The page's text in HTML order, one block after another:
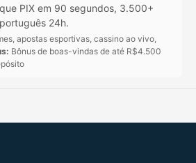
PIX em 90 segundos, 3.500+
24h.
apostas esportivas, cassino ao vivo,
Bônus de boas-vindas de até R$4.500